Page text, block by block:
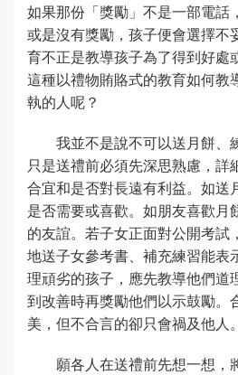
如果那份「獎勵」不是一部電話
或是沒有獎勵，孩子便會選擇不
育不正是教導孩子為了得到好處
這種以禮物賄賂式的教育如何教
執的人呢？
我並不是說不可以送月餅、
只是送禮前必須先深思熟慮，詳
合宜和是否對長遠有利益。如送
是否需要或喜歡。如朋友喜歡月
的友誼。若子女正面對公開考試
地送子女參考書、補充練習能表
理頑劣的孩子，應先教導他們道
到改善時再獎勵他們以示鼓勵。
美，但不合言的卻只會禍及他人。
願各人在送禮前先想一想，